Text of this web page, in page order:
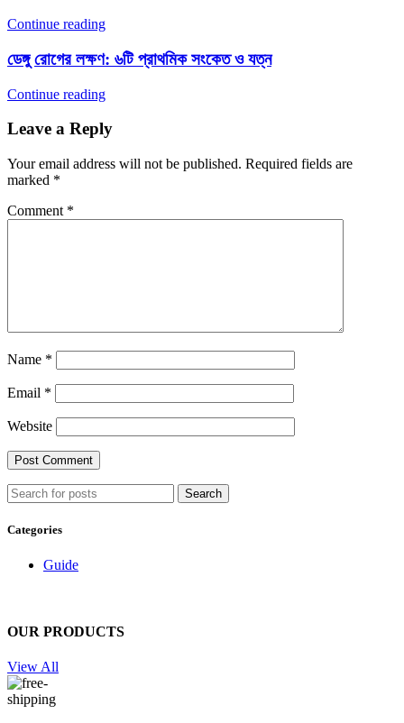
Continue reading
ডেঙ্গু রোগের লক্ষণ: ৬টি প্রাথমিক সংকেত ও যত্ন
Continue reading
Leave a Reply
Your email address will not be published. Required fields are
marked *
Comment *
Name *
Email *
Website
Search
Categories
Guide
OUR PRODUCTS
View All